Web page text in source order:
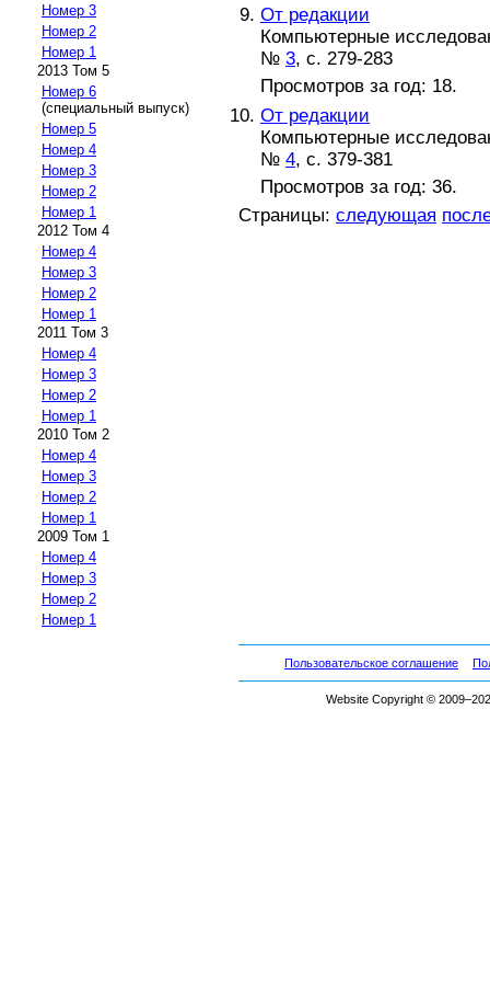
Номер 3
Номер 2
Номер 1
2013 Том 5
Номер 6
(специальный выпуск)
Номер 5
Номер 4
Номер 3
Номер 2
Номер 1
2012 Том 4
Номер 4
Номер 3
Номер 2
Номер 1
2011 Том 3
Номер 4
Номер 3
Номер 2
Номер 1
2010 Том 2
Номер 4
Номер 3
Номер 2
Номер 1
2009 Том 1
Номер 4
Номер 3
Номер 2
Номер 1
От редакции
Компьютерные
№ 3, с. 279-283
Просмотров за год: 18.
От редакции
Компьютерные
№ 4, с. 379-381
Просмотров за год: 36.
Страницы: следующая
Пользовательское соглашение
Website Copyright ©